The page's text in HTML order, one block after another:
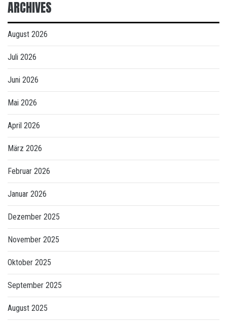
ARCHIVES
August 2026
Juli 2026
Juni 2026
Mai 2026
April 2026
März 2026
Februar 2026
Januar 2026
Dezember 2025
November 2025
Oktober 2025
September 2025
August 2025